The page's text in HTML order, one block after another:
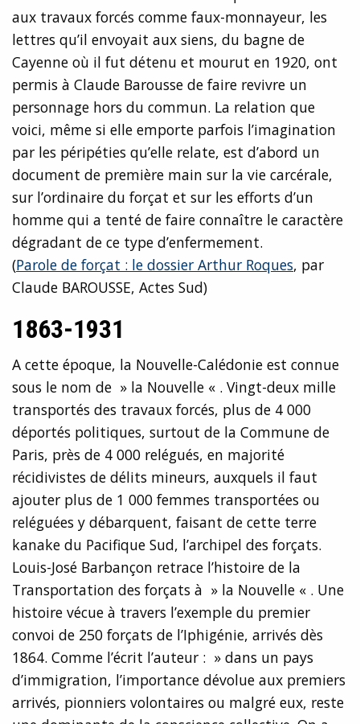
aux travaux forcés comme faux-monnayeur, les
lettres qu’il envoyait aux siens, du bagne de
Cayenne où il fut détenu et mourut en 1920, ont
permis à Claude Barousse de faire revivre un
personnage hors du commun. La relation que
voici, même si elle emporte parfois l’imagination
par les péripéties qu’elle relate, est d’abord un
document de première main sur la vie carcérale,
sur l’ordinaire du forçat et sur les efforts d’un
homme qui a tenté de faire connaître le caractère
dégradant de ce type d’enfermement.
(Parole de forçat : le dossier Arthur Roques, par
Claude BAROUSSE, Actes Sud)
1863-1931
A cette époque, la Nouvelle-Calédonie est connue
sous le nom de » la Nouvelle « . Vingt-deux mille
transportés des travaux forcés, plus de 4 000
déportés politiques, surtout de la Commune de
Paris, près de 4 000 relégués, en majorité
récidivistes de délits mineurs, auxquels il faut
ajouter plus de 1 000 femmes transportées ou
reléguées y débarquent, faisant de cette terre
kanake du Pacifique Sud, l’archipel des forçats.
Louis-José Barbançon retrace l’histoire de la
Transportation des forçats à » la Nouvelle « . Une
histoire vécue à travers l’exemple du premier
convoi de 250 forçats de l’Iphigénie, arrivés dès
1864. Comme l’écrit l’auteur : » dans un pays
d’immigration, l’importance dévolue aux premiers
arrivés, pionniers volontaires ou malgré eux, reste